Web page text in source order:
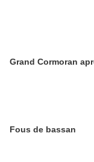
Grand Cormoran
Fous de bassan